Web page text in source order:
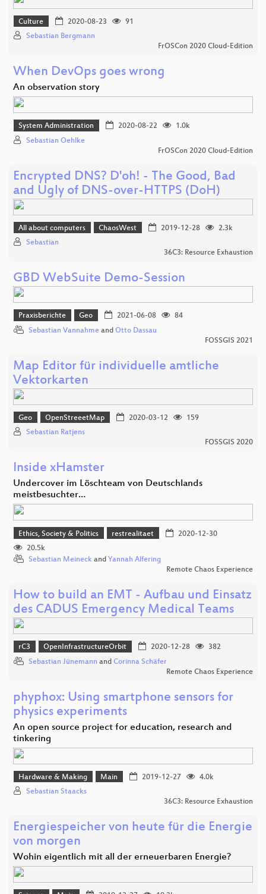
Culture 2020-08-23
91
Sebastian Bergmann
FrOSCon 2020 Cloud-Edition
When DevOps goes wrong
An observation story
System Administration 2020-08-22
1.0k
Sebastian Oehlke
FrOSCon 2020 Cloud-Edition
Encrypted DNS? D'oh! - The Good, Bad
and Ugly of DNS-over-HTTPS (DoH)
All about computers ChaosWest 2019-12-28
2.3k
Sebastian
36C3: Resource Exhaustion
GBD WebSuite Demo-Session
Praxisberichte Geo 2021-06-08
84
Sebastian Vannahme and Otto Dassau
FOSSGIS 2021
Map Editor für individuelle amtliche
Vektorkarten
Geo OpenStreeetMap 2020-03-12
159
Sebastian Ratjens
FOSSGIS 2020
Inside xHamster
Undercover im Löschteam von Deutschlands
meistbesuchter…
Ethics, Society & Politics restrealitaet
2020-12-30
20.5k
Sebastian Meineck and Yannah Alfering
Remote Chaos Experience
How to build an EMT - Aufbau und Einsatz
des CADUS Emergency Medical Teams
rC3 OpenInfrastructureOrbit 2020-12-28
382
Sebastian Jünemann and Corinna Schäfer
Remote Chaos Experience
phyphox: Using smartphone sensors for
physics experiments
An open source project for education, research and
tinkering
Hardware & Making Main 2019-12-27
4.0k
Sebastian Staacks
36C3: Resource Exhaustion
Energiespeicher von heute für die Energie
von morgen
Wohin eigentlich mit all der erneuerbaren Energie?